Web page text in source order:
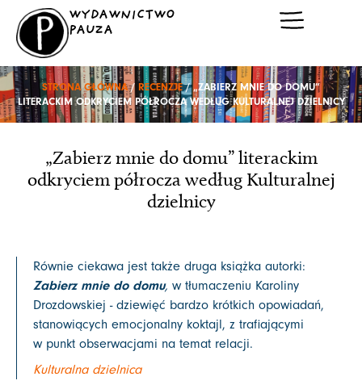
Przejdź
treści
WYDAWNICTWO
PAUZA
STRONA GŁÓWNA/ RECENZJE/ „ZABIERZ MNIE DO DOMU”
LITERACKIM ODKRYCIEM PÓŁROCZA WEDŁUG KULTURALNEJ DZIELNICY
„Zabierz mnie do domu” literackim
odkryciem półrocza według Kulturalnej
dzielnicy
Równie ciekawa jest także druga książka autorki:
Zabierz mnie do domu, w tłumaczeniu Karoliny
Drozdowskiej - dziewięć bardzo krótkich opowiadań,
stanowiących emocjonalny koktajl, z trafiającymi
w punkt obserwacjami na temat relacji.
Kulturalna dzielnica